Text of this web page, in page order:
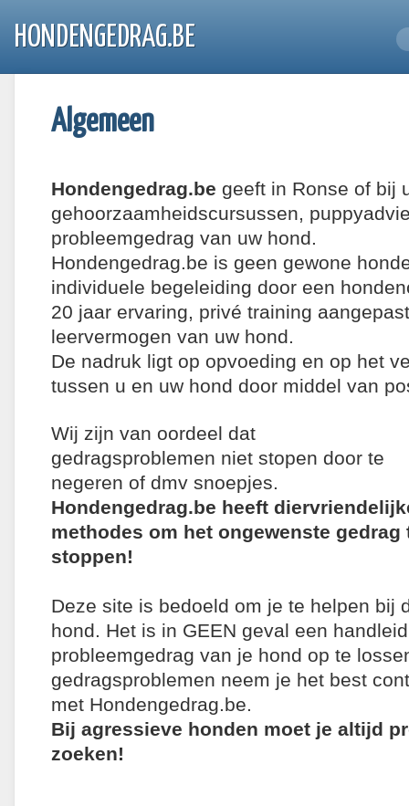
HONDENGEDRAG.BE
Algemeen
Hondengedrag.be geeft in Ronse of bij
gehoorzaamheidscursussen,
probleemgedrag van uw hond.
Hondengedrag.be is geen gewone
individuele begeleiding door een
20 jaar ervaring, privé training
leervermogen van uw hond.
De nadruk ligt op opvoeding en op het
tussen u en uw hond door middel van
Wij zijn van oordeel dat
gedragsproblemen niet stopen door te
negeren of dmv snoepjes.
Hondengedrag.be heeft
methodes om het ongewenste gedrag
stoppen!
Deze site is bedoeld om je te helpen bij
hond. Het is in GEEN geval een
probleemgedrag van je hond op te
gedragsproblemen neem je het best
met Hondengedrag.be.
Bij agressieve honden moet je altijd
zoeken!